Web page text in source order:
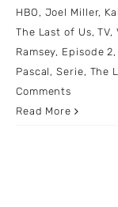
HBO , Joel Miller,
The Last of Us,TV,
Ramsey, Episode 2,
Pascal ,Serie, The
Comments
Read More